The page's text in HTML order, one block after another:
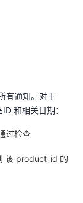
有通知。对于
和相关日期：
过检查
该 product_id 的